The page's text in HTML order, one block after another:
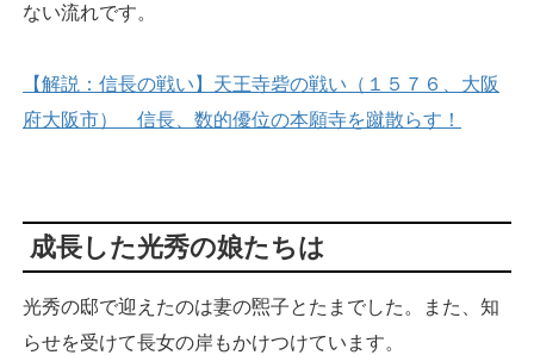
ない流れです。
【解説：信長の戦い】天王寺砦の戦い（１５７６、大阪
府大阪市） 信長、数的優位の本願寺を蹴散らす！
成長した光秀の娘たちは
光秀の邸で迎えたのは妻の煕子とたまでした。また、知
らせを受けて長女の岸もかけつけています。